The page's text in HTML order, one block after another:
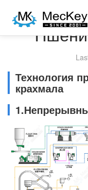
Технология
крахмала